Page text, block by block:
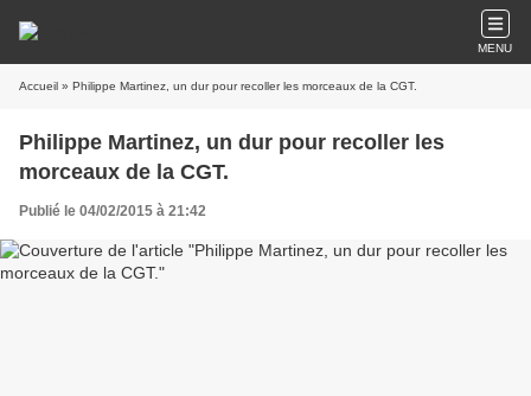
MENU
Accueil » Philippe Martinez, un dur pour recoller les morceaux de la CGT.
Philippe Martinez, un dur pour recoller les
morceaux de la CGT.
Publié le 04/02/2015 à 21:42